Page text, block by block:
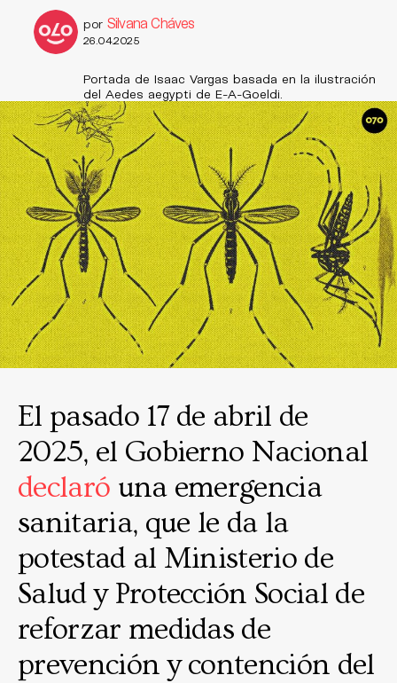
por Silvana Cháves
26.04.2025
Portada de Isaac Vargas basada en la ilustración
del Aedes aegypti de E-A-Goeldi.
El pasado 17 de abril de
2025, el Gobierno Nacional
declaró una emergencia
sanitaria, que le da la
potestad al Ministerio de
Salud y Protección Social de
reforzar medidas de
prevención y contención del